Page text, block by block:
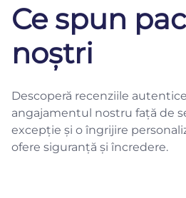
Ce spun
noștri
Descoperă recenziile
angajamentul nostru față de
excepție și o îngrijire
ofere siguranță și încredere.